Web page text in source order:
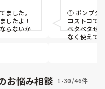
ました。
したよ！
らないか
① ポンプタ
コストコで
ベタベタせ
なく使えて
お悩み相談 1-30/46件